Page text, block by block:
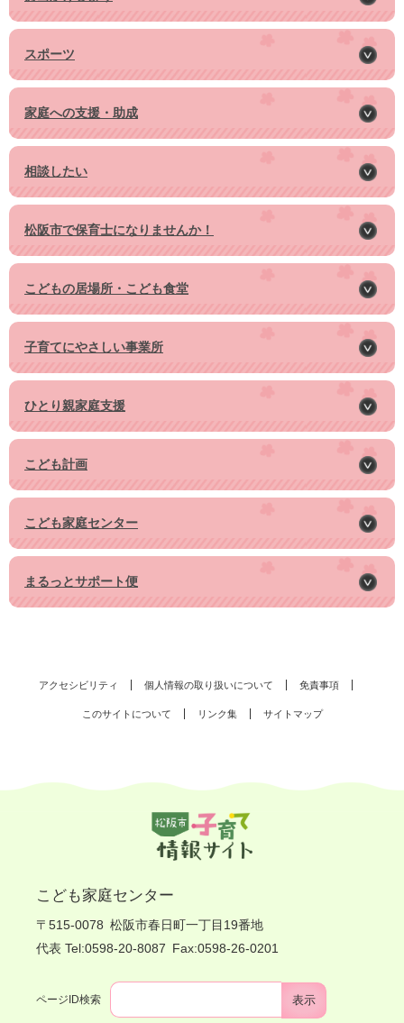
スポーツ
家庭への支援・助成
相談したい
松阪市で保育士になりませんか！
こどもの居場所・こども食堂
子育てにやさしい事業所
ひとり親家庭支援
こども計画
こども家庭センター
まるっとサポート便
アクセシビリティ 個人情報の取り扱いについて 免責事項
このサイトについて リンク集 サイトマップ
こども家庭センター
〒515-0078 松阪市春日町一丁目19番地
代表 Tel:0598-20-8087 Fax:0598-26-0201
ページID検索